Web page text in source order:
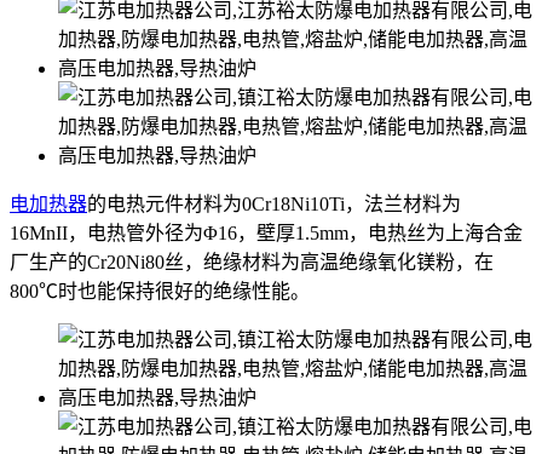
电加热器的电热元件材料为0Cr18Ni10Ti，法兰材料为
16MnII，电热管外径为Φ16，壁厚1.5mm，电热丝为上海合金
厂生产的Cr20Ni80丝，绝缘材料为高温绝缘氧化镁粉，在
800℃时也能保持很好的绝缘性能。